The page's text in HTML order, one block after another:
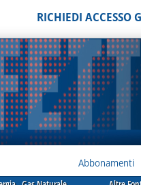
RICHIEDI ACCESSO
Abbonamenti